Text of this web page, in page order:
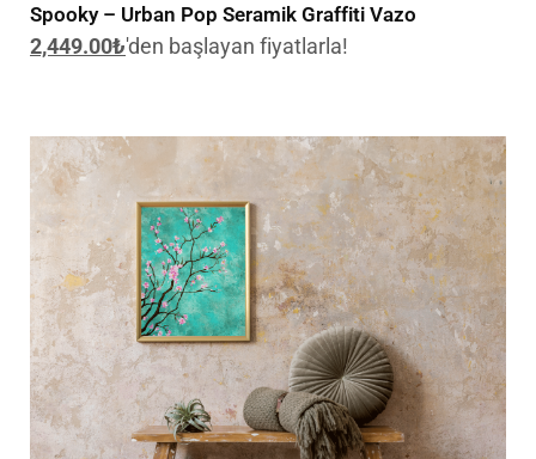
Spooky – Urban Pop Seramik Graffiti Vazo
2,449.00₺'den başlayan fiyatlarla!